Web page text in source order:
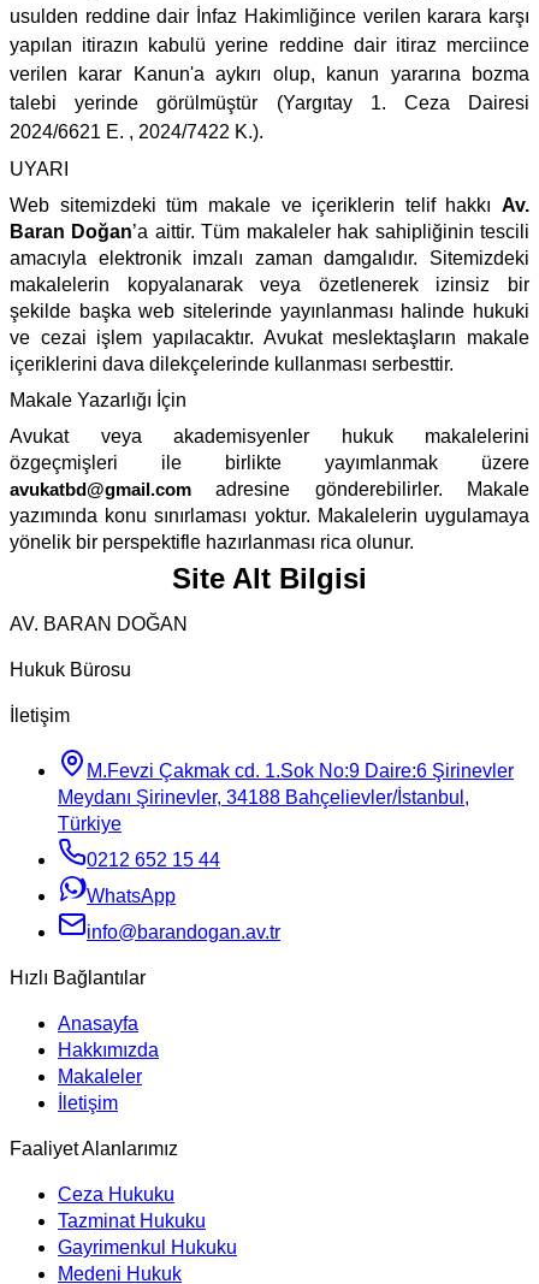
usulden reddine dair İnfaz Hakimliğince verilen karara karşı
yapılan itirazın kabulü yerine reddine dair itiraz merciince
verilen karar Kanun'a aykırı olup, kanun yararına bozma
talebi yerinde görülmüştür (Yargıtay 1. Ceza Dairesi
2024/6621 E. , 2024/7422 K.).
UYARI
Web sitemizdeki tüm makale ve içeriklerin telif hakkı Av.
Baran Doğan’a aittir. Tüm makaleler hak sahipliğinin tescili
amacıyla elektronik imzalı zaman damgalıdır. Sitemizdeki
makalelerin kopyalanarak veya özetlenerek izinsiz bir
şekilde başka web sitelerinde yayınlanması halinde hukuki
ve cezai işlem yapılacaktır. Avukat meslektaşların makale
içeriklerini dava dilekçelerinde kullanması serbesttir.
Makale Yazarlığı İçin
Avukat veya akademisyenler hukuk makalelerini
özgeçmişleri ile birlikte yayımlanmak üzere
avukatbd@gmail.com adresine gönderebilirler. Makale
yazımında konu sınırlaması yoktur. Makalelerin uygulamaya
yönelik bir perspektifle hazırlanması rica olunur.
Site Alt Bilgisi
AV. BARAN DOĞAN
Hukuk Bürosu
İletişim
M.Fevzi Çakmak cd. 1.Sok No:9 Daire:6 Şirinevler
Meydanı Şirinevler, 34188 Bahçelievler/İstanbul,
Türkiye
0212 652 15 44
WhatsApp
info@barandogan.av.tr
Hızlı Bağlantılar
Anasayfa
Hakkımızda
Makaleler
İletişim
Faaliyet Alanlarımız
Ceza Hukuku
Tazminat Hukuku
Gayrimenkul Hukuku
Medeni Hukuk